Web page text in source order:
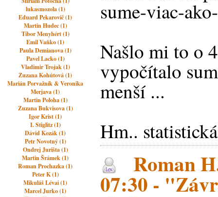
lukasmozola (1)
Eduard Pekarovič (1)
Martin Hudec (1)
Tibor Menyhért (1)
Emil Vaňko (1)
Paula Demianova (1)
Pavel Lacko (1)
Vladimir Trojak (1)
Zuzana Kohútová (1)
Marián Porvažník & Veronika
Merjava (1)
Martin Poloha (1)
Zuzana Bukvisova (1)
Igor Krist (1)
I. Stiglitz (1)
Dávid Kozák (1)
Petr Novotný (1)
Ondrej Jurišta (1)
Martin Šrámek (1)
Roman Prochazka (1)
Peter K (1)
Mikuláš Lévai (1)
Marcel Jurko (1)
sume-viac-
Našlo mi to o
vypočítalo
menší ...
Hm..
Roman
07:30 -